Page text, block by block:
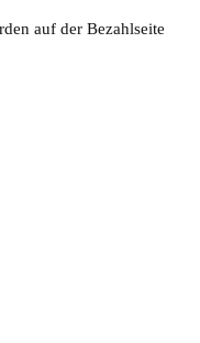
auf der Bezahlseite